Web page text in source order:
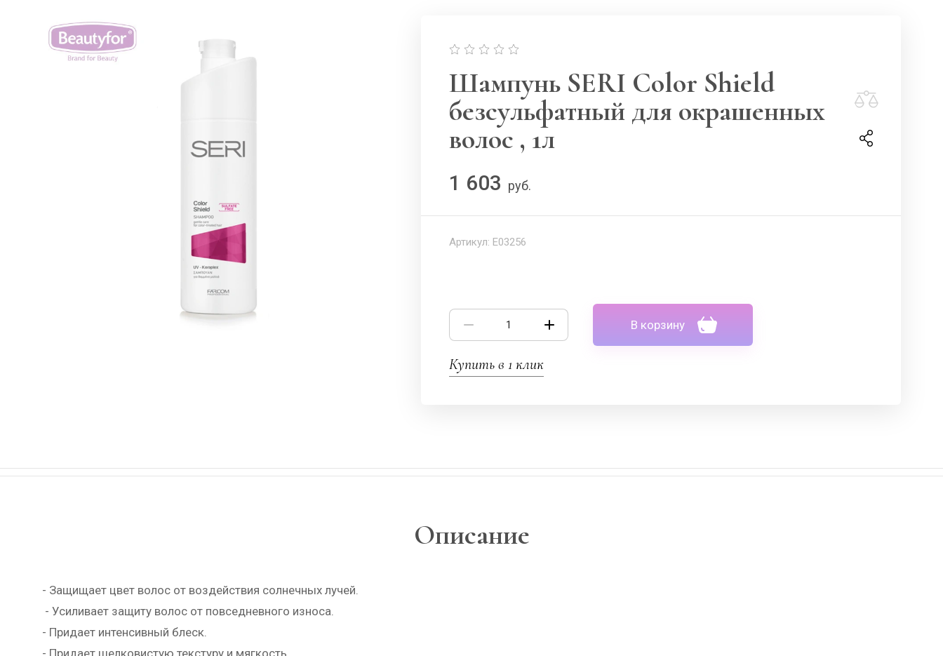
Шампунь SERI Color Shield
безсульфатный для окрашенных
волос , 1л
1 603 руб.
Артикул: E03256
В корзину
Купить в 1 клик
Описание
- Защищает цвет волос от воздействия солнечных лучей.
- Усиливает защиту волос от повседневного износа.
- Придает интенсивный блеск.
- Придает шелковистую текстуру и мягкость.